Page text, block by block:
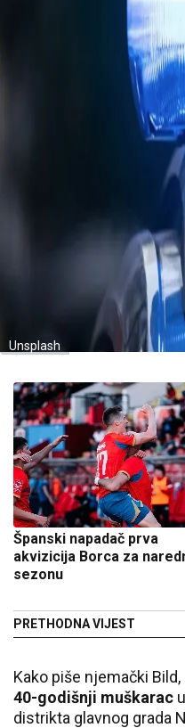
Unsplash
Španski napadač prva
akvizicija Borca za
sezonu
PRETHODNA VIJEST
Kako piše njemački Bild,
40-godišnji muškarac
distrikta glavnog grada